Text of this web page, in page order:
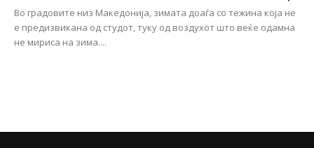
Во градовите низ Македонија, зимата доаѓа со тежина која не
е предизвикана од студот, туку од воздухот што веќе одамна
не мириса на зима....